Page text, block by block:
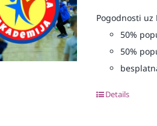
Pogodnosti
50%
50%
Details